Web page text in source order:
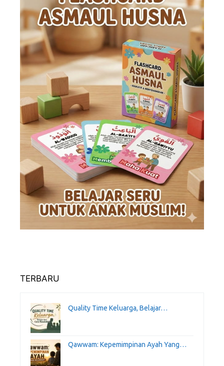
TERBARU
Quality Time Keluarga, Belajar…
Qawwam: Kepemimpinan Ayah Yang…